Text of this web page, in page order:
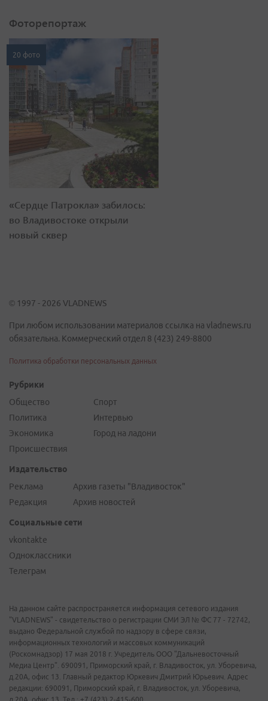
Фоторепортаж
20 фото
«Сердце Патрокла» забилось:
во Владивостоке открыли
новый сквер
© 1997 - 2026 VLADNEWS
При любом использовании материалов ссылка на vladnews.ru
обязательна. Коммерческий отдел 8 (423) 249-8800
Политика обработки персональных данных
Рубрики
Общество
Политика
Экономика
Происшествия
Спорт
Интервью
Город на ладони
Издательство
Реклама
Редакция
Архив газеты "Владивосток"
Архив новостей
Социальные сети
vkontakte
Одноклассники
Телеграм
На данном сайте распространяется информация сетевого издания
"VLADNEWS" - свидетельство о регистрации СМИ ЭЛ № ФС 77 - 72742,
выдано Федеральной службой по надзору в сфере связи,
информационных технологий и массовых коммуникаций
(Роскомнадзор) 17 мая 2018 г. Учредитель ООО "Дальневосточный
Медиа Центр". 690091, Приморский край, г. Владивосток, ул. Уборевича,
д.20А, офис 13. Главный редактор Юркевич Дмитрий Юрьевич. Адрес
редакции: 690091, Приморский край, г. Владивосток, ул. Уборевича,